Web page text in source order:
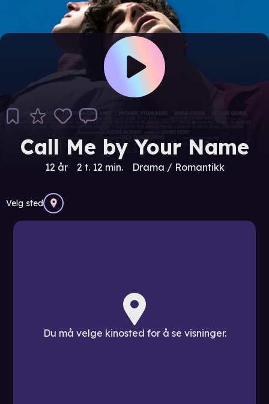
Call Me by Your Name
12 år 2 t. 12 min. Drama / Romantikk
Velg sted
Du må velge kinosted for å se visninger.